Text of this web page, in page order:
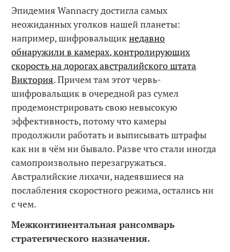
Эпидемия Wannacry достигла самых
неожиданных уголков нашей планеты:
например, шифровальщикнедавно
обнаружили в камерах, контролирующих
скорость на дорогах австралийского штата
Виктория. Причем там этот червь-
шифровальщик в очередной раз сумел
продемонстрировать свою невысокую
эффективность, потому что камеры
продолжили работать и выписывать штрафы
как ни в чём ни бывало. Разве что стали иногда
самопроизвольно перезагружаться.
Австралийские лихачи, надеявшиеся на
послабления скоростного режима, остались ни
с чем.
Межконтинентальная рансомварь
стратегического назначения.